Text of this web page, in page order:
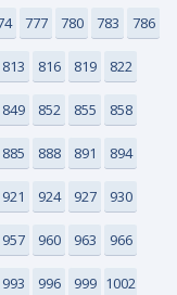
777 780 783 786
813 816 819 822
849 852 855 858
885 888 891 894
921 924 927 930
957 960 963 966
993 996 999 1002